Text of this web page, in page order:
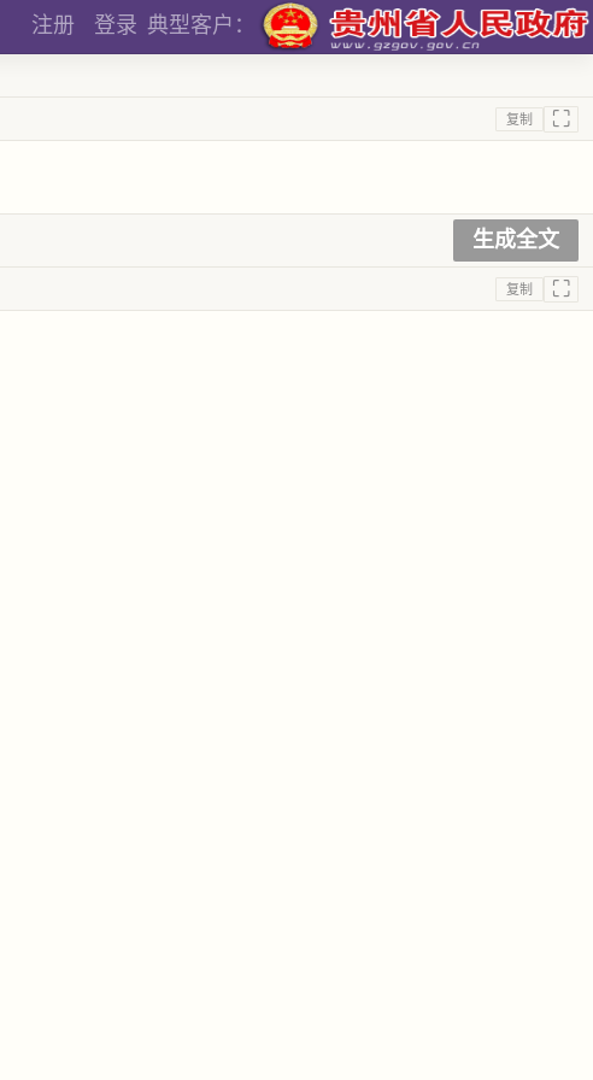
注册 登录 典型客户：
复制 ⛶
生成全文
复制 ⛶